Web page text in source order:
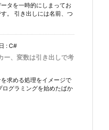
タを一時的にしまってお
。 引き出しには名前、つ
: C#
ー、変数は引き出しで考
求める処理をイメージで
ログラミングを始めたばか